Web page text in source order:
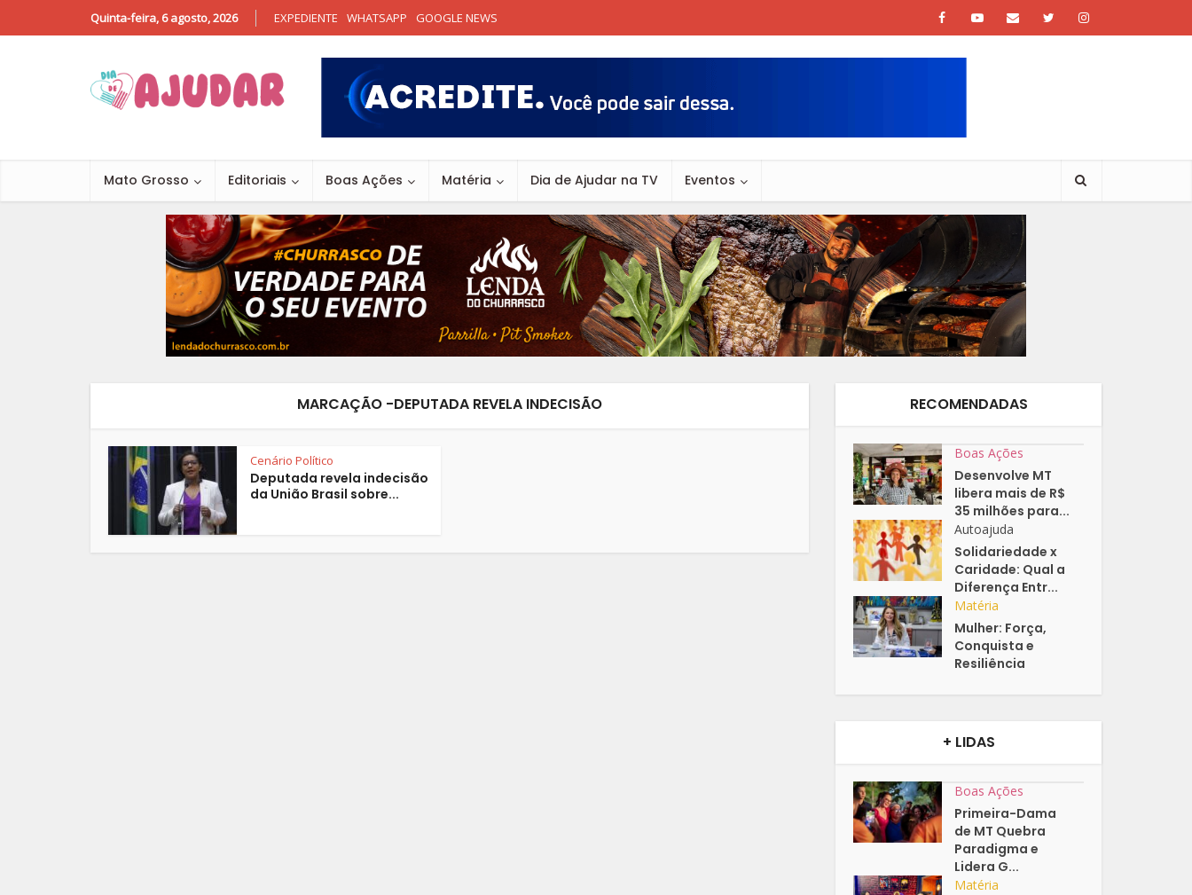
Quinta-feira, 6 agosto, 2026 EXPEDIENTE WHATSAPP GOOGLE NEWS
Mato Grosso Editoriais Boas Ações Matéria Dia de Ajudar na TV Eventos
MARCAÇÃO -DEPUTADA REVELA INDECISÃO
Cenário Político
Deputada revela indecisão
da União Brasil sobre...
RECOMENDADAS
Boas Ações
Desenvolve MT
libera mais de R$
35 milhões para...
Autoajuda
Solidariedade x
Caridade: Qual a
Diferença Entr...
Matéria
Mulher: Força,
Conquista e
Resiliência
+ LIDAS
Boas Ações
Primeira-Dama
de MT Quebra
Paradigma e
Lidera G...
Matéria